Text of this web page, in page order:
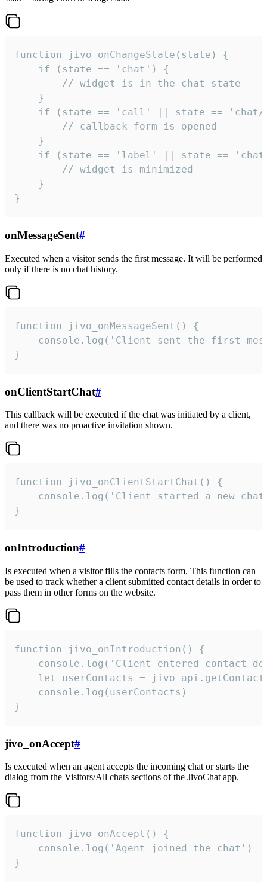
function jivo_onChangeState(state) {
    if (state == 'chat') {
        // widget is in the chat state
    }
if (state == 'call' || state ==
        // callback form is opened
    }
if (state == 'label' || state ==
        // widget is minimized
    }
}
onMessageSent#
Executed when a visitor sends the first message. It will be performed
only if there is no chat history.
function jivo_onMessageSent() {
console.log('Client sent the first
}
onClientStartChat#
This callback will be executed if the chat was initiated by a client,
and there was no proactive invitation shown.
function jivo_onClientStartChat() {
console.log('Client started a new
}
onIntroduction#
Is executed when a visitor fills the contacts form. This function can
be used to track whether a client submitted contact details in order to
pass them in other forms on the website.
function jivo_onIntroduction() {
console.log('Client entered contact
let userContacts =
    console.log(userContacts)
}
jivo_onAccept#
Is executed when an agent accepts the incoming chat or starts the
dialog from the Visitors/All chats sections of the JivoChat app.
function jivo_onAccept() {
}